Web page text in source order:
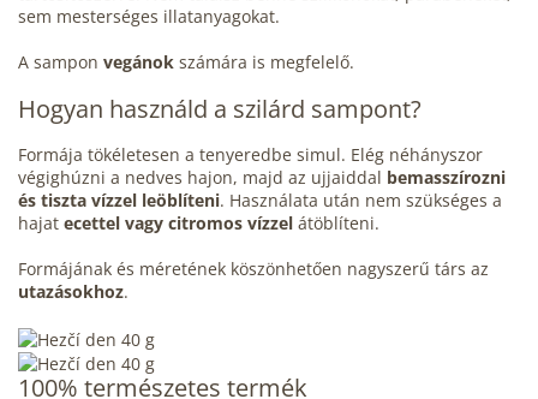
sem mesterséges illatanyagokat.
A sampon vegánok számára is megfelelő.
Hogyan használd a szilárd sampont?
Formája tökéletesen a tenyeredbe simul. Elég néhányszor
végighúzni a nedves hajon, majd az ujjaiddal bemasszírozni
és tiszta vízzel leöblíteni. Használata után nem szükséges a
hajat ecettel vagy citromos vízzel átöblíteni.
Formájának és méretének köszönhetően nagyszerű társ az
utazásokhoz.
100% természetes termék